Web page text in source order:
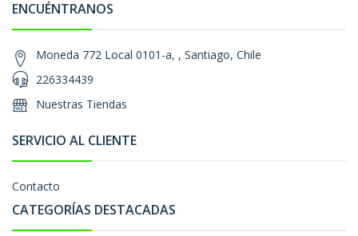
ENCUÉNTRANOS
Moneda 772 Local 0101-a, , Santiago, Chile
226334439
Nuestras Tiendas
SERVICIO AL CLIENTE
Contacto
CATEGORÍAS DESTACADAS